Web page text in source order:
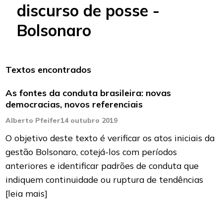
discurso de posse -
Bolsonaro
Textos encontrados
As fontes da conduta brasileira: novas
democracias, novos referenciais
Alberto Pfeifer14 outubro 2019
O objetivo deste texto é verificar os atos iniciais da
gestão Bolsonaro, cotejá-los com períodos
anteriores e identificar padrões de conduta que
indiquem continuidade ou ruptura de tendências
[leia mais]